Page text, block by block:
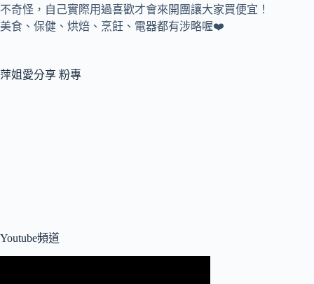
不奇怪，自己實際用過喜歡才會來開團讓大家買便宜！
美食、保健、烘焙、烹飪、電器都有涉略喔❤️
萍姐愛分享 粉專
Youtube頻道